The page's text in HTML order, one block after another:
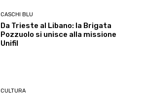
CASCHI BLU
Da Trieste al Libano: la Brigata
Pozzuolo si unisce alla missione
Unifil
CULTURA